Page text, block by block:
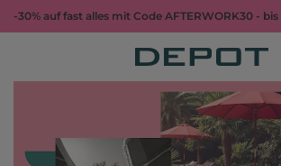
-30% auf fast alles mit Code AFTERWORK30 -